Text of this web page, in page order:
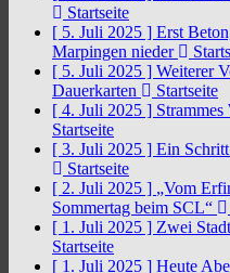
Startseite
[ 5. Juli 2025 ] Erst
Marpingen nieder
[ 5. Juli 2025 ] Weiterer
Dauerkarten
Startseite
[ 4. Juli 2025 ]
Startseite
[ 3. Juli 2025 ] Ein
Startseite
[ 2. Juli 2025 ] „Vom
Sommertag beim SCL“
[ 1. Juli 2025 ] Zwei
Startseite
[ 1. Juli 2025 ] Heute